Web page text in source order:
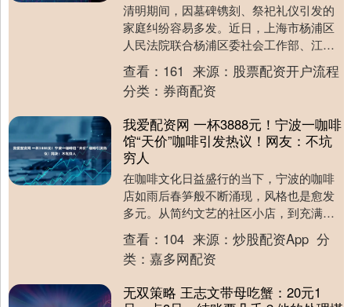
清明期间，因墓碑镌刻、祭祀礼仪引发的
家庭纠纷容易多发。近日，上海市杨浦区
人民法院联合杨浦区委社会工作部、江浦
路街道综治中心，在江浦路街道第一网格
综治工作站，就一....
查看： 161 来源： 股票配资开户流程
分类： 券商配资
我爱配资网 一杯3888元！宁波一咖啡
馆“天价”咖啡引发热议！网友：不坑
穷人
在咖啡文化日益盛行的当下，宁波的咖啡
店如雨后春笋般不断涌现，风格也是愈发
多元。从简约文艺的社区小店，到充满时
尚感的连锁品牌，再到主打特色风味的小
众咖啡馆，每一家....
查看： 104 来源： 炒股配资App 分
类： 嘉多网配资
无双策略 王志文带母吃蟹：20元1